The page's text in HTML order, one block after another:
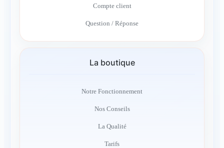
Compte client
Question / Réponse
La boutique
Notre Fonctionnement
Nos Conseils
La Qualité
Tarifs